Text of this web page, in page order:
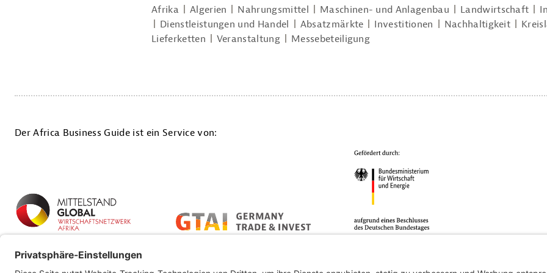
Afrika
Algerien Nahrungsmittel Maschinen- und Anlagenbau Landwirtschaft
Dienstleistungen und Handel
Absatzmärkte Investitionen Nachhaltigkeit
Lieferketten
Veranstaltung Messebeteiligung
Der Africa Business Guide ist ein Service von: